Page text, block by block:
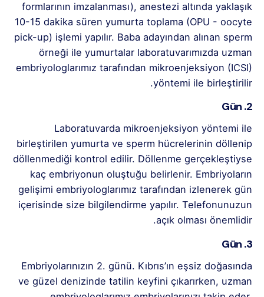
formlarının imzalanması), anestezi altında yaklaşık
10-15 dakika süren yumurta toplama (OPU - oocyte
pick-up) işlemi yapılır. Baba adayından alınan sperm
örneği ile yumurtalar laboratuvarımızda uzman
embriyologlarımız tarafından mikroenjeksiyon (ICSI)
yöntemi ile birleştirilir.
2. Gün
Laboratuvarda mikroenjeksiyon yöntemi ile
birleştirilen yumurta ve sperm hücrelerinin döllenip
döllenmediği kontrol edilir. Döllenme gerçekleştiyse
kaç embriyonun oluştuğu belirlenir. Embriyoların
gelişimi embriyologlarımız tarafından izlenerek gün
içerisinde size bilgilendirme yapılır. Telefonunuzun
açık olması önemlidir.
3. Gün
Embriyolarınızın 2. günü. Kıbrıs’ın eşsiz doğasında
ve güzel denizinde tatilin keyfini çıkarırken, uzman